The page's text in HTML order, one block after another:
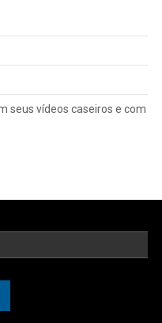
seus vídeos caseiros e com